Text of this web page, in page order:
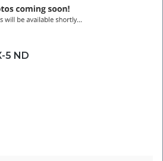
5 ND